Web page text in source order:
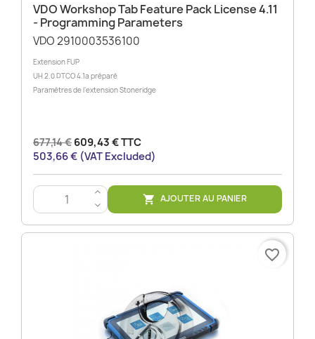
VDO Workshop Tab Feature Pack License 4.11
- Programming Parameters
VDO 2910003536100
Extension FUP
UH 2.0 DTCO 4.1a préparé
Paramètres de l'extension Stoneridge
677,14 € 609,43 € TTC
503,66 € (VAT Excluded)
>
<
 AJOUTER AU PANIER
favorite_border